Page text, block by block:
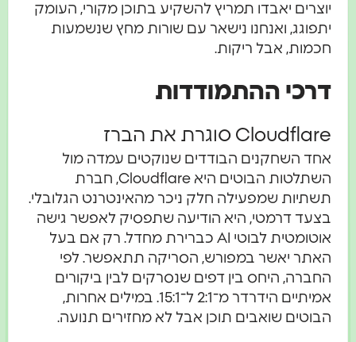
יוצרים יאבדו תמריץ להשקיע בתוכן מקורי, העומק
יתפוגג, ואנחנו נישאר עם שורות מחץ שנשמעות
חכמות, אבל ריקות.
דרכי ההתמודדות
Cloudflare סוגרת את הברז
אחד השחקנים הבודדים שנוקטים עמדה מול
השתלטות הבוטים היא Cloudflare, חברת
תשתיות שמפעילה חלק ניכר מהאינטרנט הגלובלי.
בצעד דרמטי, היא הודיעה שתפסיק לאפשר גישה
אוטומטית לבוטי AI כברירת מחדל. רק אם בעל
האתר יאשר במפורש, הסריקה תתאפשר. לפי
החברה, היחס בין דפים שנסרקים לבין ביקורים
אמיתיים הידרדר מ־2:1 ל־15:1. במילים אחרות,
הבוטים שואבים תוכן אבל לא מחזירים תנועה.